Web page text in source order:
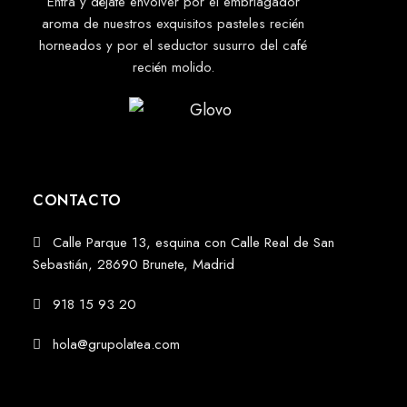
aroma de nuestros exquisitos pasteles recién
horneados y por el seductor susurro del café
recién molido.
CONTACTO
Calle Parque 13, esquina con Calle Real de San
Sebastián, 28690 Brunete, Madrid
918 15 93 20
hola@grupolatea.com